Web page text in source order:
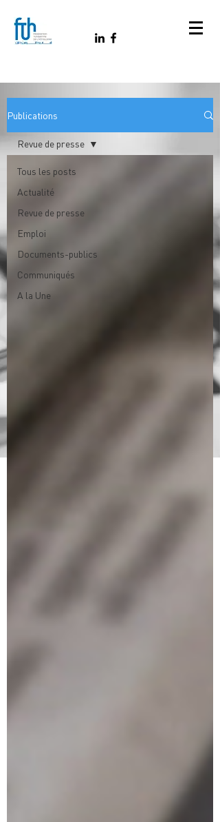
Publications
Tous les posts
Actualité
Revue de presse
Emploi
Documents-publics
Communiqués
A la Une
Revue de presse